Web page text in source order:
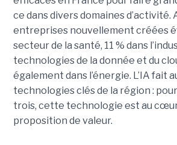
ce dans divers domaines d’activité.
entreprises nouvellement créées
secteur de la santé, 11 % dans
technologies de la donnée et du
également dans l’énergie. L’IA fait
technologies clés de la région :
trois, cette technologie est au
proposition de valeur.